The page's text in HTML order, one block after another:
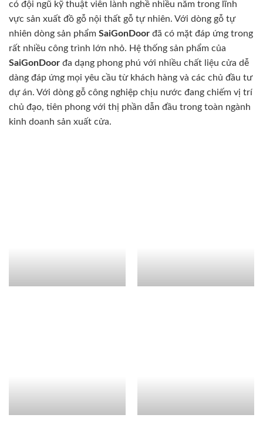
có đội ngũ kỹ thuật viên lành nghề nhiều năm trong lĩnh
vực sản xuất đồ gỗ nội thất gỗ tự nhiên. Với dòng gỗ tự
nhiên dòng sản phẩm SaiGonDoor đã có mặt đáp ứng trong
rất nhiều công trình lớn nhỏ. Hệ thống sản phẩm của
SaiGonDoor đa dạng phong phú với nhiều chất liệu cửa dễ
dàng đáp ứng mọi yêu cầu từ khách hàng và các chủ đầu tư
dự án. Với dòng gỗ công nghiệp chịu nước đang chiếm vị trí
chủ đạo, tiên phong với thị phần dẫn đầu trong toàn ngành
kinh doanh sản xuất cửa.